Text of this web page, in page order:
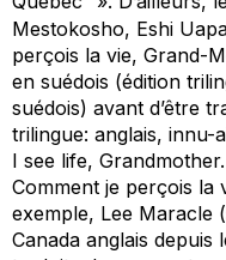
Mestokosho, Eshi
perçois la vie, Grand-
en suédois (édition
suédois) avant d’être
trilingue: anglais, innu-
I see life,
Comment je perçois la
exemple, Lee Maracle
Canada anglais depuis